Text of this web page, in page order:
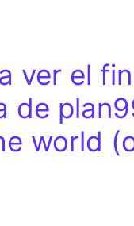
ver el
de
world